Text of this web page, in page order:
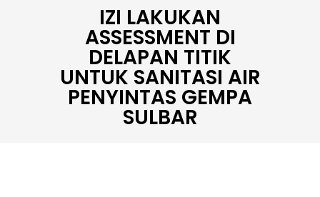
IZI LAKUKAN
ASSESSMENT DI
DELAPAN TITIK
UNTUK SANITASI AIR
PENYINTAS GEMPA
SULBAR